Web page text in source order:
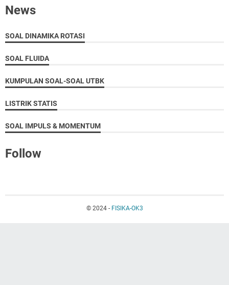
News
SOAL DINAMIKA ROTASI
SOAL FLUIDA
KUMPULAN SOAL-SOAL UTBK
LISTRIK STATIS
SOAL IMPULS & MOMENTUM
Follow
© 2024 - FISIKA-OK3